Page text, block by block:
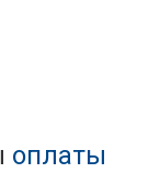
оплаты